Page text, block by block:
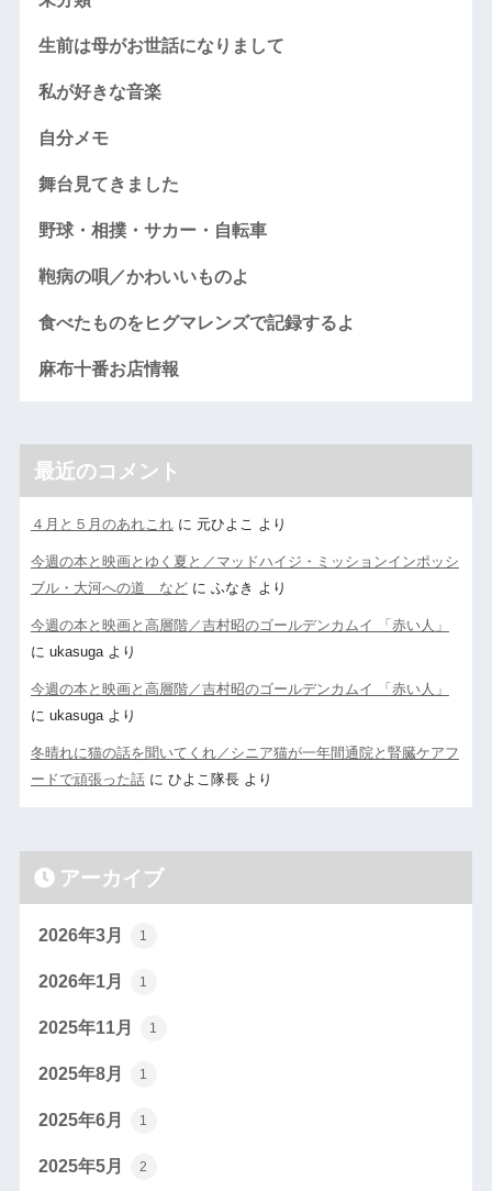
生前は母がお世話になりまして
私が好きな音楽
自分メモ
舞台見てきました
野球・相撲・サカー・自転車
鞄病の唄／かわいいものよ
食べたものをヒグマレンズで記録するよ
麻布十番お店情報
最近のコメント
４月と５月のあれこれに 元ひよこ より
今週の本と映画とゆく夏と／マッドハイジ・ミッションインポッシ
ブル・大河への道 などに ふなき より
今週の本と映画と高層階／吉村昭のゴールデンカムイ 「赤い人」
に ukasugaより
今週の本と映画と高層階／吉村昭のゴールデンカムイ 「赤い人」
に ukasugaより
冬晴れに猫の話を聞いてくれ／シニア猫が一年間通院と腎臓ケアフ
ードで頑張った話に ひよこ隊長より
アーカイブ
2026年3月 1
2026年1月 1
2025年11月 1
2025年8月 1
2025年6月 1
2025年5月 2